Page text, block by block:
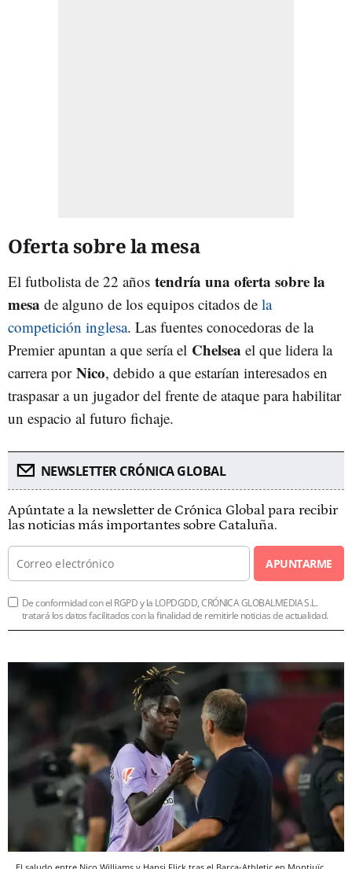
Oferta sobre la mesa
El futbolista de 22 años tendría una oferta sobre la
mesa de alguno de los equipos citados de la
competición inglesa. Las fuentes conocedoras de la
Premier apuntan a que sería el Chelsea el que lidera la
carrera por Nico, debido a que estarían interesados en
traspasar a un jugador del frente de ataque para habilitar
un espacio al futuro fichaje.
NEWSLETTER CRÓNICA GLOBAL
Apúntate a la newsletter de Crónica Global para recibir
las noticias más importantes sobre Cataluña.
APUNTARME
De conformidad con el RGPD y la LOPDGDD, CRÓNICA GLOBALMEDIA S.L.
tratará los datos facilitados con la finalidad de remitirle noticias de actualidad.